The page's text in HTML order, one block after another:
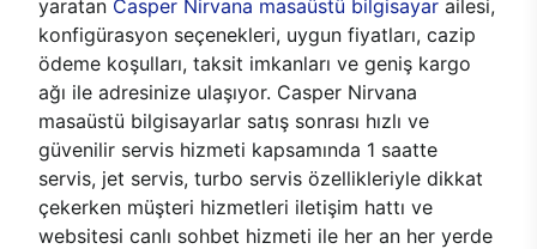
yaratan Casper Nirvana masaüstü bilgisayar ailesi,
konfigürasyon seçenekleri, uygun fiyatları, cazip
ödeme koşulları, taksit imkanları ve geniş kargo
ağı ile adresinize ulaşıyor. Casper Nirvana
masaüstü bilgisayarlar satış sonrası hızlı ve
güvenilir servis hizmeti kapsamında 1 saatte
servis, jet servis, turbo servis özellikleriyle dikkat
çekerken müşteri hizmetleri iletişim hattı ve
websitesi canlı sohbet hizmeti ile her an her yerde